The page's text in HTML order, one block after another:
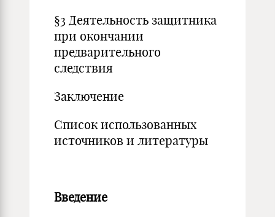
§3 Деятельность защитника
при окончании
предварительного
следствия
Заключение
Список использованных
источников и литературы
Введение